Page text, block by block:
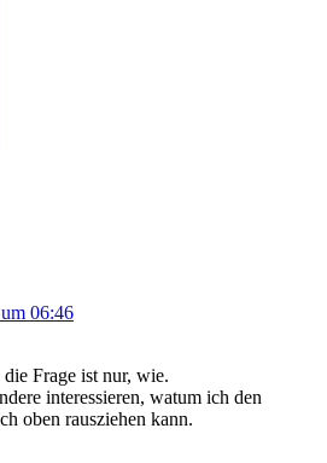
06:46
Frage ist nur, wie.
interessieren, watum ich den
oben rausziehen kann.